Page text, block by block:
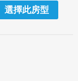
選擇此房型